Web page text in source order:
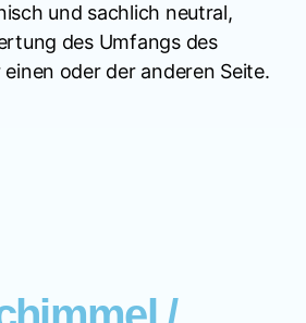
und sachlich neutral,
des Umfangs des
oder der anderen Seite.